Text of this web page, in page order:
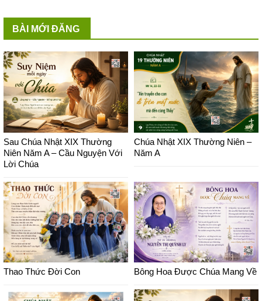
BÀI MỚI ĐĂNG
Sau Chúa Nhật XIX Thường
Niên Năm A – Cầu Nguyện Với
Lời Chúa
Chúa Nhật XIX Thường Niên –
Năm A
Thao Thức Đời Con Bông Hoa Được Chúa Mang Về